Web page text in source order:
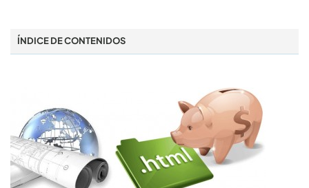
ÍNDICE DE CONTENIDOS